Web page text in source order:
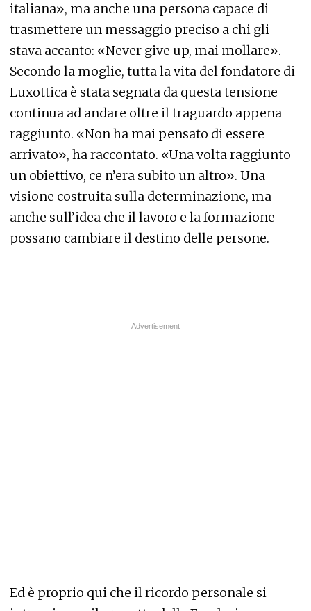
italiana», ma anche una persona capace di
trasmettere un messaggio preciso a chi gli
stava accanto: «Never give up, mai mollare».
Secondo la moglie, tutta la vita del fondatore di
Luxottica è stata segnata da questa tensione
continua ad andare oltre il traguardo appena
raggiunto. «Non ha mai pensato di essere
arrivato», ha raccontato. «Una volta raggiunto
un obiettivo, ce n’era subito un altro». Una
visione costruita sulla determinazione, ma
anche sull’idea che il lavoro e la formazione
possano cambiare il destino delle persone.
Ed è proprio qui che il ricordo personale si